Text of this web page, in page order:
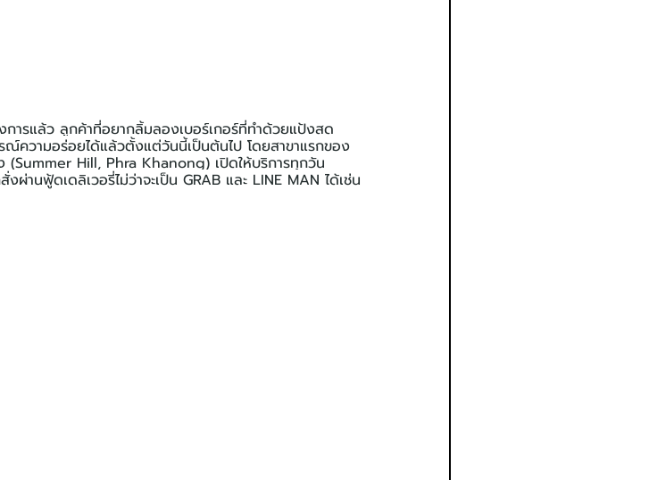
งการแล้ว ลูกค้าที่อยากลิ้มลองเบอร์เกอร์ที่ทำด้วยแป้งสด
ณ์ความอร่อยได้แล้วตั้งแต่วันนี้เป็นต้นไป โดยสาขาแรกของ
Hill, Phra Khanong) เปิดให้บริการทุกวัน
นฟู้ดเดลิเวอรี่ไม่ว่าจะเป็น GRAB และ LINE MAN ได้เช่น